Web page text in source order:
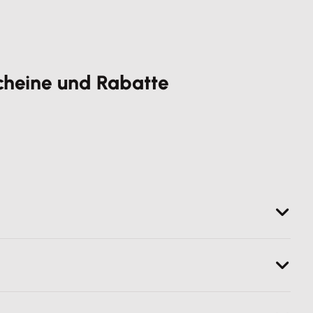
und Rabatte
über die gewählten Produkte und bekommst den